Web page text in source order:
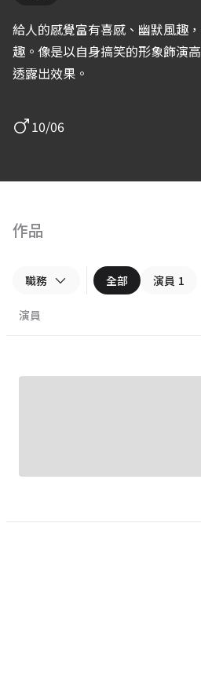
給人的感覺富有喜感、幽默風趣
趣。像是以自身搞笑的形象飾演
透露出效果。
10/06
作品
職務 全部 演員 1
演員